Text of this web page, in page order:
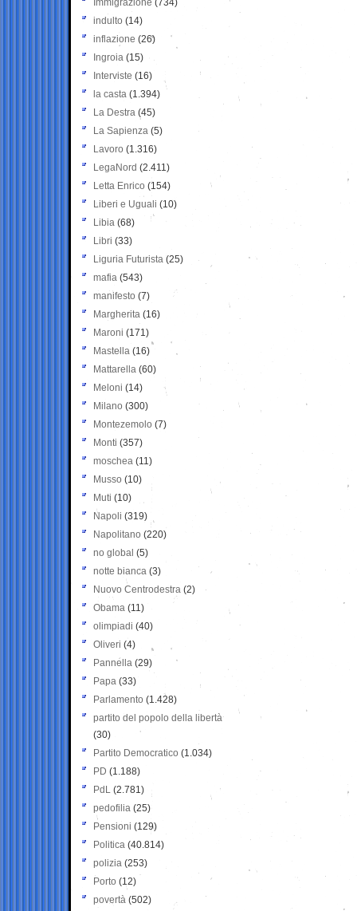
Immigrazione (734)
indulto (14)
inflazione (26)
Ingroia (15)
Interviste (16)
la casta (1.394)
La Destra (45)
La Sapienza (5)
Lavoro (1.316)
LegaNord (2.411)
Letta Enrico (154)
Liberi e Uguali (10)
Libia (68)
Libri (33)
Liguria Futurista (25)
mafia (543)
manifesto (7)
Margherita (16)
Maroni (171)
Mastella (16)
Mattarella (60)
Meloni (14)
Milano (300)
Montezemolo (7)
Monti (357)
moschea (11)
Musso (10)
Muti (10)
Napoli (319)
Napolitano (220)
no global (5)
notte bianca (3)
Nuovo Centrodestra (2)
Obama (11)
olimpiadi (40)
Oliveri (4)
Pannella (29)
Papa (33)
Parlamento (1.428)
partito del popolo della libertà
(30)
Partito Democratico (1.034)
PD (1.188)
PdL (2.781)
pedofilia (25)
Pensioni (129)
Politica (40.814)
polizia (253)
Porto (12)
povertà (502)